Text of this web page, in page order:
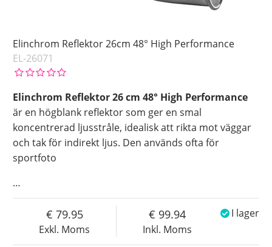
Elinchrom Reflektor 26cm 48° High Performance
EL-26071
Elinchrom Reflektor 26 cm 48° High Performance
är en högblank reflektor som ger en smal
koncentrerad ljusstråle, idealisk att rikta mot väggar
och tak för indirekt ljus. Den används ofta för
sportfoto
…
Exkl. Moms
79.95
Inkl. Moms
99.94 I lager